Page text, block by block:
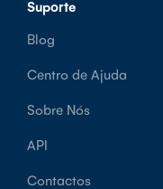
Suporte
Blog
Centro de Ajuda
Sobre Nós
API
Contactos